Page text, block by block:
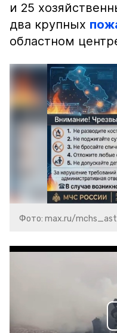
и 25
два крупных
областном
Фото: max.ru/